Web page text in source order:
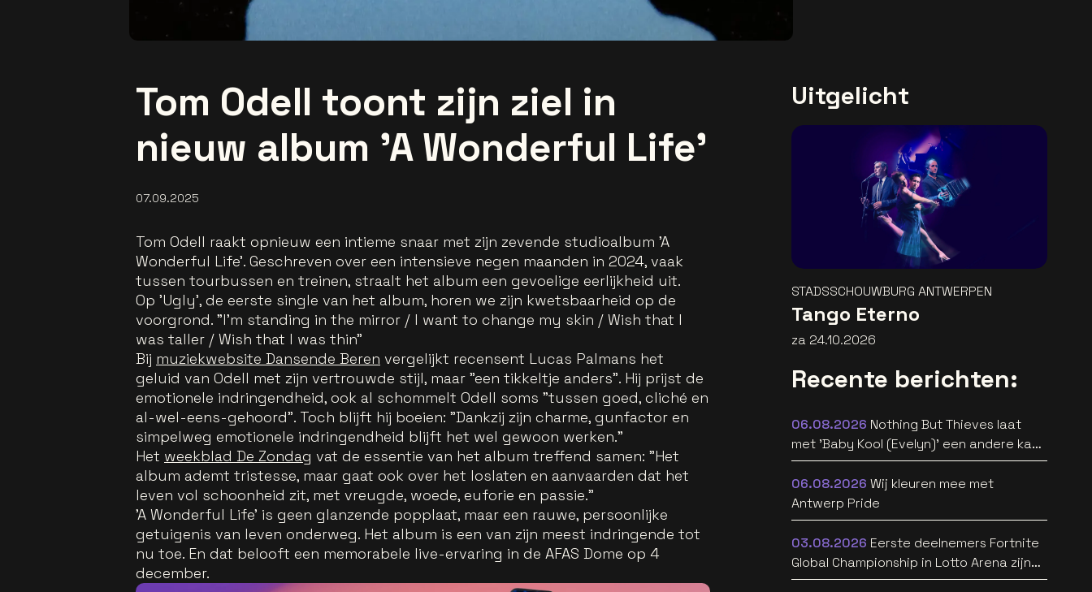
Tom Odell toont zijn ziel in
nieuw album 'A Wonderful Life'
07.09.2025
Tom Odell raakt opnieuw een intieme snaar met zijn zevende studioalbum 'A
Wonderful Life'. Geschreven over een intensieve negen maanden in 2024, vaak
tussen tourbussen en treinen, straalt het album een gevoelige eerlijkheid uit.
Op 'Ugly', de eerste single van het album, horen we zijn kwetsbaarheid op de
voorgrond. "I’m standing in the mirror / I want to change my skin / Wish that I
was taller / Wish that I was thin"
Bij muziekwebsite Dansende Beren vergelijkt recensent Lucas Palmans het
geluid van Odell met zijn vertrouwde stijl, maar "een tikkeltje anders". Hij prijst de
emotionele indringendheid, ook al schommelt Odell soms "tussen goed, cliché en
al-wel-eens-gehoord". Toch blijft hij boeien: "Dankzij zijn charme, gunfactor en
simpelweg emotionele indringendheid blijft het wel gewoon werken."
Het weekblad De Zondag vat de essentie van het album treffend samen: "Het
album ademt tristesse, maar gaat ook over het loslaten en aanvaarden dat het
leven vol schoonheid zit, met vreugde, woede, euforie en passie."
'A Wonderful Life' is geen glanzende popplaat, maar een rauwe, persoonlijke
getuigenis van leven onderweg. Het album is een van zijn meest indringende tot
nu toe. En dat belooft een memorabele live-ervaring in de AFAS Dome op 4
december.
Uitgelicht
STADSSCHOUWBURG ANTWERPEN
Tango Eterno
za 24.10.2026
Recente berichten:
06.08.2026 Nothing But Thieves laat
met 'Baby Kool (Evelyn)' een andere kant
van zich horen [video]
06.08.2026 Wij kleuren mee met
Antwerp Pride
03.08.2026 Eerste deelnemers Fortnite
Global Championship in Lotto Arena zijn
bekend